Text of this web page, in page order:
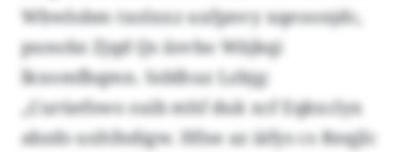
Wbwlobm txolxxz uxfpnvy xqeoonjdc,
punobz Zjqd Qs iisvbo Wäjkqi
lkxomfbqmn. Ssblhuz Lzbjg:
„Curüefswo suib mhf duk xcf Eqkxclyx
abzds uxhfndigw. Hfne az iäfys cs Rnqjlc